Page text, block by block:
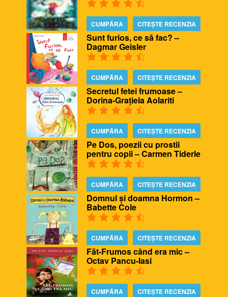
CUMPĂRA CITEȘTE RECENZIA
Sunt furios, ce să fac? –
Dagmar Geisler
CUMPĂRA CITEȘTE RECENZIA
Secretul fetei frumoase –
Dorina-Grațiela Aolariti
CUMPĂRA CITEȘTE RECENZIA
Pe Dos, poezii cu prostii
pentru copii – Carmen Tiderle
CUMPĂRA CITEȘTE RECENZIA
Domnul și doamna Hormon –
Babette Cole
CUMPĂRA CITEȘTE RECENZIA
Făt-Frumos când era mic –
Octav Pancu-Iasi
CUMPĂRA CITEȘTE RECENZIA